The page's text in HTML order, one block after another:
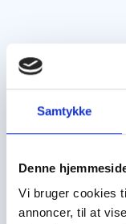
Samtykke
Denne
Vi bruger cookies
annoncer, til at
Valget
Hvis din skade
men du kan
anbefaler at